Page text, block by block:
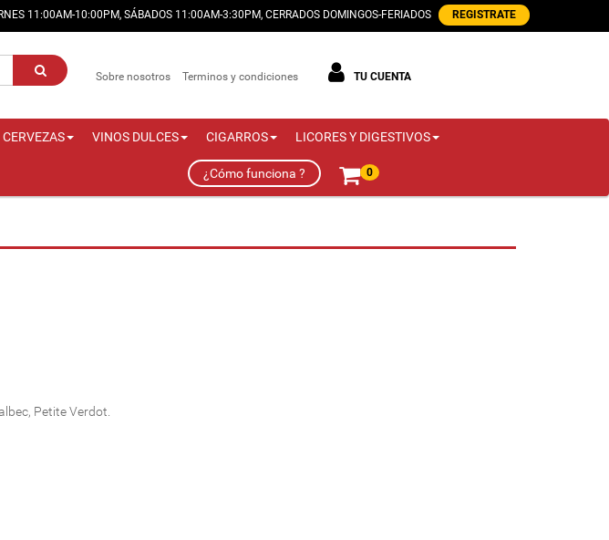
11:00AM-10:00PM, SÁBADOS 11:00AM-3:30PM, CERRADOS DOMINGOS-FERIADOS REGISTRATE
Sobre nosotros Terminos y condiciones TU CUENTA
CERVEZAS VINOS DULCES CIGARROS LICORES Y DIGESTIVOS
¿Cómo funciona ? 0
Petite Verdot.